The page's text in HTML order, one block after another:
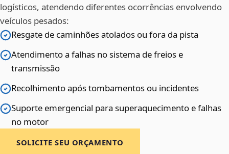
logísticos, atendendo diferentes ocorrências envolvendo
veículos pesados:
Resgate de caminhões atolados ou fora da pista
Atendimento a falhas no sistema de freios e
transmissão
Recolhimento após tombamentos ou incidentes
Suporte emergencial para superaquecimento e falhas
no motor
SOLICITE SEU ORÇAMENTO